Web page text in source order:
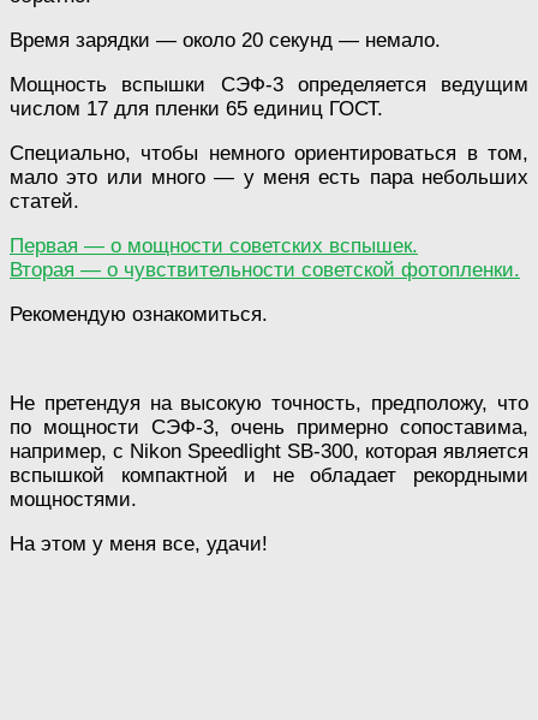
Время зарядки — около 20 секунд — немало.
Мощность вспышки СЭФ-3 определяется ведущим
числом 17 для пленки 65 единиц ГОСТ.
Специально, чтобы немного ориентироваться в том,
мало это или много — у меня есть пара небольших
статей.
Первая — о мощности советских вспышек.
Вторая — о чувствительности советской фотопленки.
Рекомендую ознакомиться.
Не претендуя на высокую точность, предположу, что
по мощности СЭФ-3, очень примерно сопоставима,
например, с Nikon Speedlight SB-300, которая является
вспышкой компактной и не обладает рекордными
мощностями.
На этом у меня все, удачи!